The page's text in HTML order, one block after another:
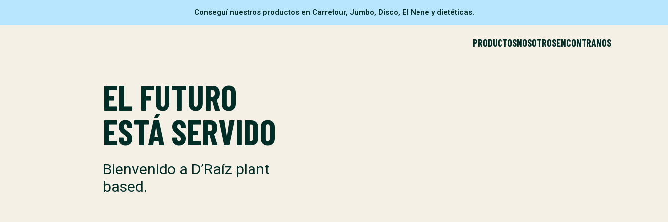
Conseguí nuestros productos en Carrefour, Jumbo, Disco, El Nene y dietéticas.
PRODUCTOSNOSOTROSENCONTRANOS
EL FUTURO
ESTÁ SERVIDO
Bienvenido a D’Raíz plant
based.